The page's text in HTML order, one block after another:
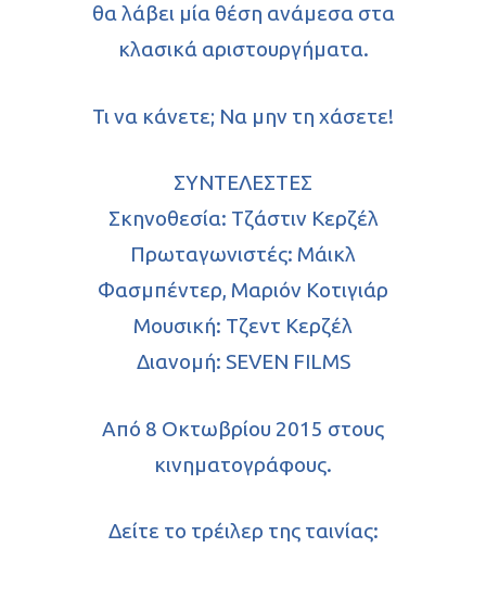
θα λάβει μία θέση ανάμεσα στα
κλασικά αριστουργήματα.
Τι να κάνετε; Να μην τη χάσετε!
ΣΥΝΤΕΛΕΣΤΕΣ
Σκηνοθεσία: Τζάστιν Κερζέλ
Πρωταγωνιστές: Μάικλ
Φασμπέντερ, Μαριόν Κοτιγιάρ
Μουσική: Τζεντ Κερζέλ
Διανομή: SEVEN FILMS
Από 8 Οκτωβρίου 2015 στους
κινηματογράφους.
Δείτε το τρέιλερ της ταινίας: